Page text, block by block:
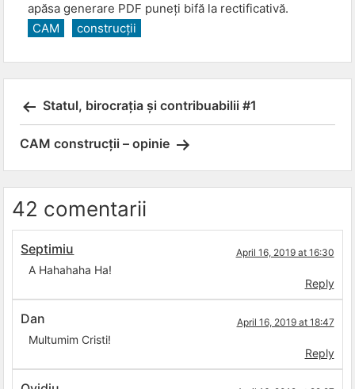
apăsa generare PDF puneți bifă la rectificativă.
CAM
construcții
Post
navigation
Statul, birocrația și contribuabilii #1
CAM construcții – opinie
42 comentarii
Septimiu April 16, 2019 at 16:30
A Hahahaha Ha!
Reply
Dan April 16, 2019 at 18:47
Multumim Cristi!
Reply